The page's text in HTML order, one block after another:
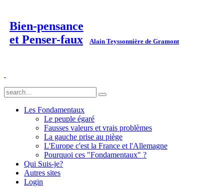
Bien-pensance
et Penser-faux
Alain Teyssonnière de Gramont
Les Fondamentaux
Le peuple égaré
Fausses valeurs et vrais problèmes
La gauche prise au piège
L'Europe c'est la France et l'Allemagne
Pourquoi ces "Fondamentaux" ?
Qui Suis-je?
Autres sites
Login